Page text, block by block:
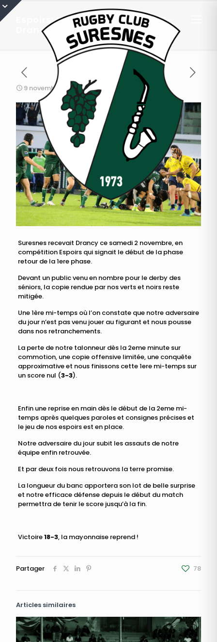
Espoirs: Résumé du match RCS-
Drancy
9 novembre 2019
Suresnes recevait Drancy ce samedi 2 novembre, en
compétition Espoirs qui signait le début de la phase
retour de la 1ere phase.
Devant un public venu en nombre pour le derby des
séniors, la copie rendue par nos verts et noirs reste
mitigée.
Une 1ère mi-temps où l’on constate que notre adversaire
du jour n’est pas venu jouer au figurant et nous pousse
dans nos retranchements.
La perte de notre talonneur dès la 2eme minute sur
commotion, une copie offensive limitée, une conquête
approximative et nous finissons cette 1ere mi-temps sur
un score nul (3-3).
Enfin une reprise en main dès le début de la 2eme mi-
temps après quelques paroles et consignes précises et
le jeu de nos espoirs est en place.
Notre adversaire du jour subit les assauts de notre
équipe enfin retrouvée.
Et par deux fois nous retrouvons la terre promise.
La longueur du banc apportera son lot de belle surprise
et notre efficace défense depuis le début du match
permettra de tenir le score jusqu’à la fin.
Victoire18-3, la mayonnaise reprend !
Partager 78
Articles similaires